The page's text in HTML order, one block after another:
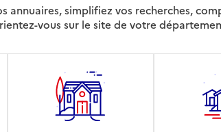
annuaires, simplifiez vos recherches,
vous sur le site de votre